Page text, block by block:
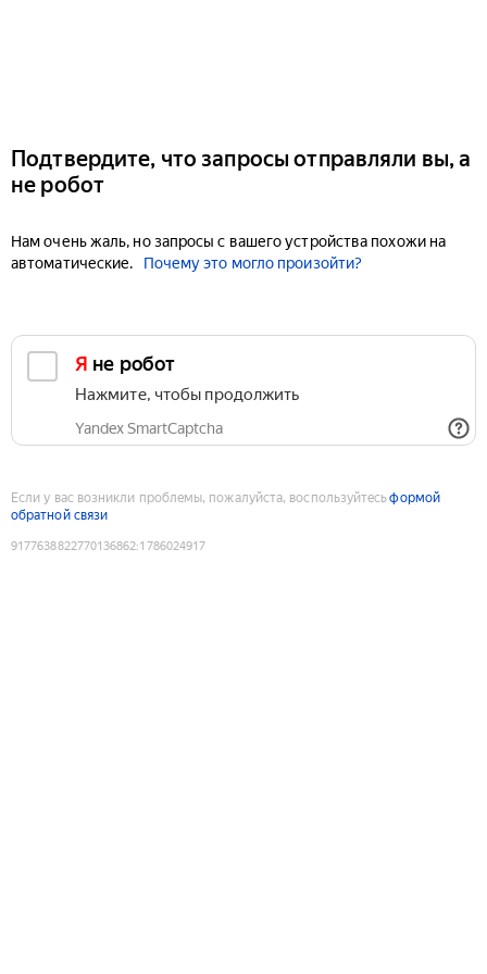
Подтвердите, что запросы отправляли вы, а
не робот
Нам очень жаль, но запросы с вашего устройства похожи на
автоматические.
Почему это могло произойти?
Я не робот
Нажмите, чтобы продолжить
Yandex SmartCaptcha
Если у вас возникли проблемы, пожалуйста, воспользуйтесьформой
обратной связи
9177638822770136862:1786024917